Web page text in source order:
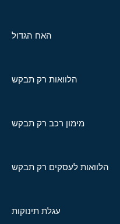
האח הגדול
הלוואות רק תבקש
מימון רכב רק תבקש
הלוואות לעסקים רק תבקש
עגלת תינוקות